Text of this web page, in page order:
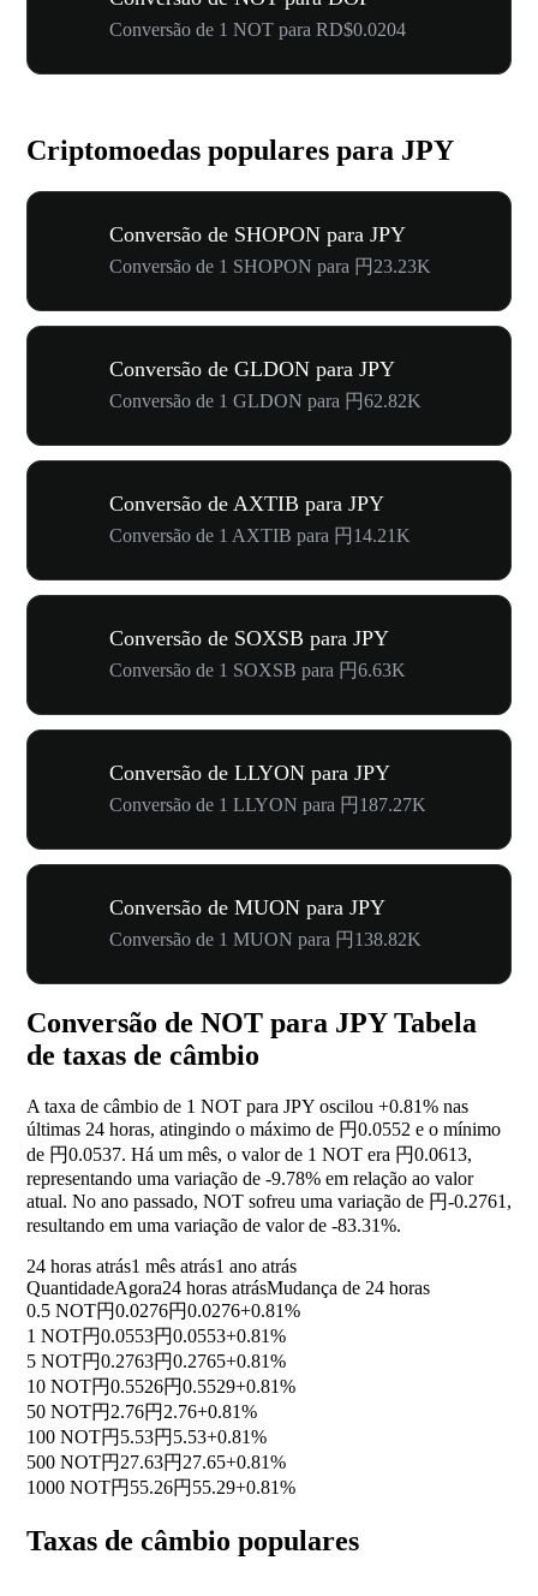
Conversão de 1 NOT para RD$0.0204
Criptomoedas populares para JPY
Conversão de SHOPON para JPY
Conversão de 1 SHOPON para 円23.23K
Conversão de GLDON para JPY
Conversão de 1 GLDON para 円62.82K
Conversão de AXTIB para JPY
Conversão de 1 AXTIB para 円14.21K
Conversão de SOXSB para JPY
Conversão de 1 SOXSB para 円6.63K
Conversão de LLYON para JPY
Conversão de 1 LLYON para 円187.27K
Conversão de MUON para JPY
Conversão de 1 MUON para 円138.82K
Conversão de NOT para JPY Tabela
de taxas de câmbio
A taxa de câmbio de 1 NOT para JPY oscilou +0.81% nas
últimas 24 horas, atingindo o máximo de 円0.0552 e o mínimo
de 円0.0537. Há um mês, o valor de 1 NOT era 円0.0613,
representando uma variação de -9.78% em relação ao valor
atual. No ano passado, NOT sofreu uma variação de 円-0.2761,
resultando em uma variação de valor de -83.31%.
24 horas atrás1 mês atrás1 ano atrás
QuantidadeAgora24 horas atrásMudança de 24 horas
0.5 NOT円0.0276円0.0276+0.81%
1 NOT円0.0553円0.0553+0.81%
5 NOT円0.2763円0.2765+0.81%
10 NOT円0.5526円0.5529+0.81%
50 NOT円2.76円2.76+0.81%
100 NOT円5.53円5.53+0.81%
500 NOT円27.63円27.65+0.81%
1000 NOT円55.26円55.29+0.81%
Taxas de câmbio populares